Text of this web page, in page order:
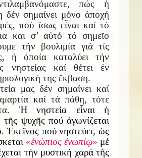
πώς ἡ
δέν σημαίνει μόνο ἀποχή
πού ἴσως εἶναι καί τό
και σ’ αὐτό τό σημεῖο
τήν βουλιμία γιά τίς
ἡ ὁποία καταλύει τήν
νηστείας καί θέτει ἐν
της ἔκβαση.
μας δέν σημαίνει καί
καί τά πάθη, τότε
Ἡ νηστεία εἶναι ἡ
ψυχῆς πού ἀγωνίζεται
Ἐκεῖνος πού νηστεύει, ὡς
«ἐνώπιος ἐνωπίῳ» μέ
τήν μυστική χαρά τῆς